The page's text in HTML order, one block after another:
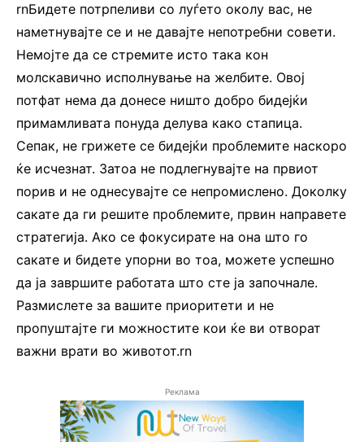
rnБидете потрпеливи со луѓето околу вас, не
наметнувајте се и не давајте непотребни совети.
Немојте да се стремите исто така кон
молскавично исполнување на желбите. Овој
потфат нема да донесе ништо добро бидејќи
примамливата понуда делува како стапица.
Сепак, не грижете се бидејќи проблемите наскоро
ќе исчезнат. Затоа не подлегнувајте на првиот
порив и не однесувајте се непромислено. Доколку
сакате да ги решите проблемите, првин направете
стратегија. Ако се фокусирате на она што го
сакате и бидете упорни во тоа, можете успешно
да ја завршите работата што сте ја започнале.
Размислете за вашите приоритети и не
пропуштајте ги можностите кои ќе ви отворат
важни врати во животот.rn
Реклама